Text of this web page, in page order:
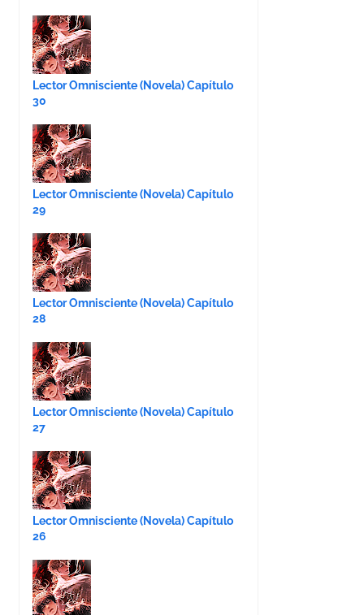
Lector Omnisciente (Novela) Capítulo
30
Lector Omnisciente (Novela) Capítulo
29
Lector Omnisciente (Novela) Capítulo
28
Lector Omnisciente (Novela) Capítulo
27
Lector Omnisciente (Novela) Capítulo
26